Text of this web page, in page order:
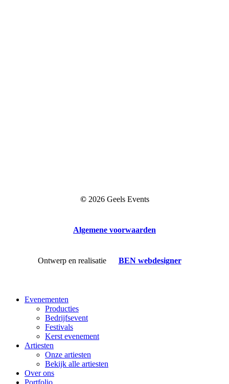
© 2026Geels Events
Algemene voorwaarden
Ontwerp en realisatie BEN webdesigner
Close
Evenementen
Producties
Bedrijfsevent
Festivals
Kerst evenement
Artiesten
Onze artiesten
Bekijk alle artiesten
Over ons
Portfolio